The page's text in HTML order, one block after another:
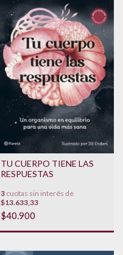
TU CUERPO TIENE LAS
RESPUESTAS
3 cuotas sin interés de
$13.633,33
$40.900